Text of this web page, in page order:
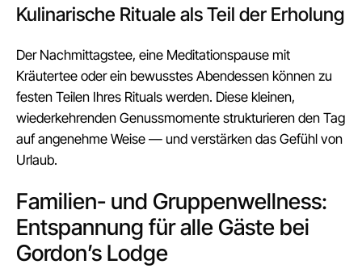
Kulinarische Rituale als Teil der Erholung
Der Nachmittagstee, eine Meditationspause mit
Kräutertee oder ein bewusstes Abendessen können zu
festen Teilen Ihres Rituals werden. Diese kleinen,
wiederkehrenden Genussmomente strukturieren den Tag
auf angenehme Weise — und verstärken das Gefühl von
Urlaub.
Familien- und Gruppenwellness:
Entspannung für alle Gäste bei
Gordon’s Lodge